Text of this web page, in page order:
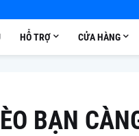
HỖ TRỢ CỬA HÀNG
BẠN